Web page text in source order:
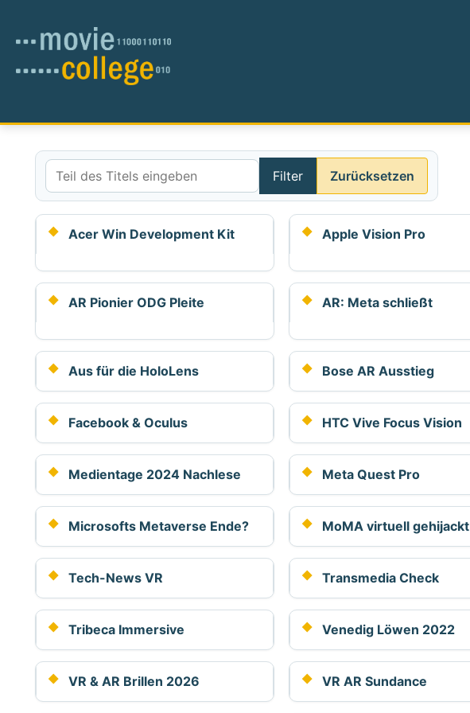
Teil des Titels eingeben
Filter Zurücksetzen
Acer Win Development Kit Apple Vision Pro
AR Pionier ODG Pleite AR: Meta schließt
Aus für die HoloLens Bose AR Ausstieg
Facebook & Oculus HTC Vive Focus Vision
Medientage 2024 Nachlese Meta Quest Pro
Microsofts Metaverse Ende? MoMA virtuell gehijackt
Tech-News VR Transmedia Check
Tribeca Immersive Venedig Löwen 2022
VR & AR Brillen 2026 VR AR Sundance